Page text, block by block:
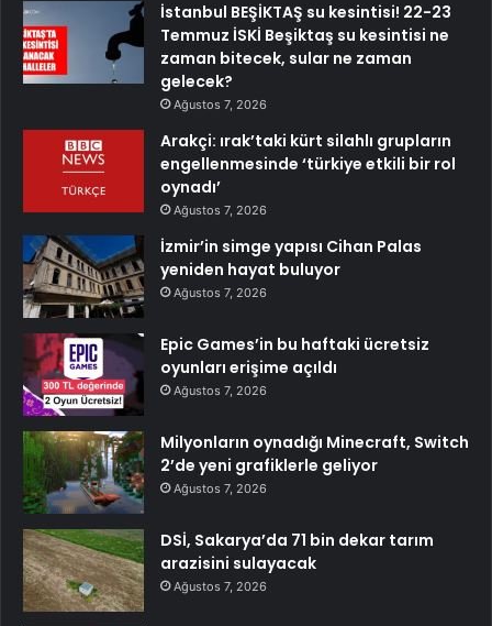
İstanbul BEŞİKTAŞ su kesintisi! 22-23
Temmuz İSKİ Beşiktaş su kesintisi ne
zaman bitecek, sular ne zaman
gelecek?
Ağustos 7, 2026
Arakçi: ırak’taki kürt silahlı grupların
engellenmesinde ‘türkiye etkili bir rol
oynadı’
Ağustos 7, 2026
İzmir’in simge yapısı Cihan Palas
yeniden hayat buluyor
Ağustos 7, 2026
Epic Games’in bu haftaki ücretsiz
oyunları erişime açıldı
Ağustos 7, 2026
Milyonların oynadığı Minecraft, Switch
2’de yeni grafiklerle geliyor
Ağustos 7, 2026
DSİ, Sakarya’da 71 bin dekar tarım
arazisini sulayacak
Ağustos 7, 2026